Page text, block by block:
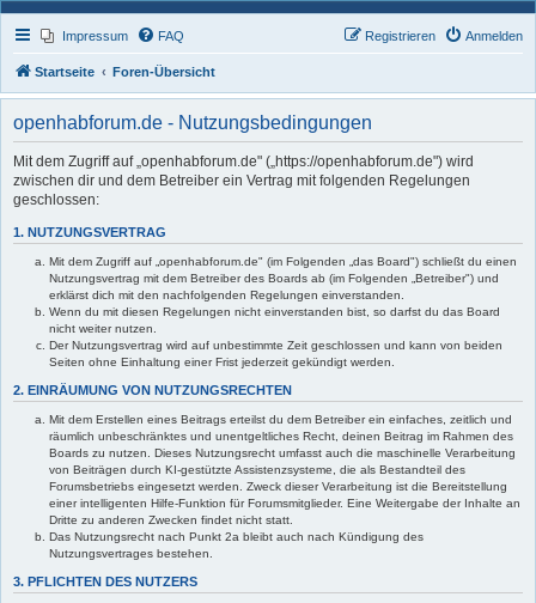
Impressum FAQ Anmelden
Registrieren
Startseite Foren-Übersicht
openhabforum.de - Nutzungsbedingungen
Mit dem Zugriff auf „openhabforum.de" („https://openhabforum.de") wird
zwischen dir und dem Betreiber ein Vertrag mit folgenden Regelungen
geschlossen:
1. NUTZUNGSVERTRAG
Mit dem Zugriff auf „openhabforum.de" (im Folgenden „das Board") schließt du einen
Nutzungsvertrag mit dem Betreiber des Boards ab (im Folgenden „Betreiber") und
erklärst dich mit den nachfolgenden Regelungen einverstanden.
Wenn du mit diesen Regelungen nicht einverstanden bist, so darfst du das Board
nicht weiter nutzen.
Der Nutzungsvertrag wird auf unbestimmte Zeit geschlossen und kann von beiden
Seiten ohne Einhaltung einer Frist jederzeit gekündigt werden.
2. EINRÄUMUNG VON NUTZUNGSRECHTEN
Mit dem Erstellen eines Beitrags erteilst du dem Betreiber ein einfaches, zeitlich und
räumlich unbeschränktes und unentgeltliches Recht, deinen Beitrag im Rahmen des
Boards zu nutzen. Dieses Nutzungsrecht umfasst auch die maschinelle Verarbeitung
von Beiträgen durch KI-gestützte Assistenzsysteme, die als Bestandteil des
Forumsbetriebs eingesetzt werden. Zweck dieser Verarbeitung ist die Bereitstellung
einer intelligenten Hilfe-Funktion für Forumsmitglieder. Eine Weitergabe der Inhalte an
Dritte zu anderen Zwecken findet nicht statt.
Das Nutzungsrecht nach Punkt 2a bleibt auch nach Kündigung des
Nutzungsvertrages bestehen.
3. PFLICHTEN DES NUTZERS